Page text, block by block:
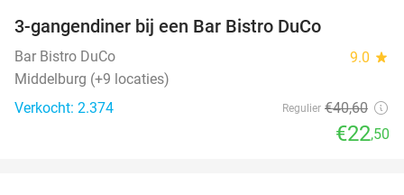
3-gangendiner bij een Bar Bistro DuCo
Bar Bistro DuCo 9.0 star
Middelburg (+9 locaties)
Verkocht: 2.374
Regulier €40,60
€22,50